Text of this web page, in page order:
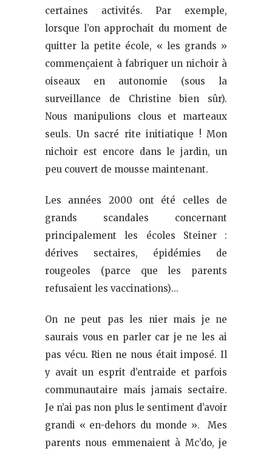
certaines activités. Par exemple,
lorsque l’on approchait du moment de
quitter la petite école, « les grands »
commençaient à fabriquer un nichoir à
oiseaux en autonomie (sous la
surveillance de Christine bien sûr).
Nous manipulions clous et marteaux
seuls. Un sacré rite initiatique ! Mon
nichoir est encore dans le jardin, un
peu couvert de mousse maintenant.
Les années 2000 ont été celles de
grands scandales concernant
principalement les écoles Steiner :
dérives sectaires, épidémies de
rougeoles (parce que les parents
refusaient les vaccinations)…
On ne peut pas les nier mais je ne
saurais vous en parler car je ne les ai
pas vécu. Rien ne nous était imposé. Il
y avait un esprit d’entraide et parfois
communautaire mais jamais sectaire.
Je n’ai pas non plus le sentiment d’avoir
grandi « en-dehors du monde ». Mes
parents nous emmenaient à Mc’do, je